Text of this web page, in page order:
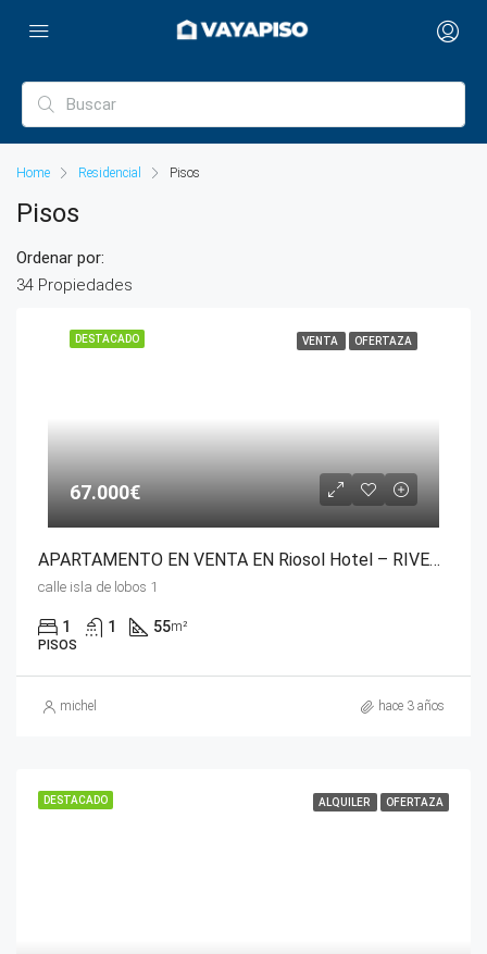
Home Residencial Pisos
Pisos
34 Propiedades
Ordenar por:
DESTACADO VENTA OFERTAZA
67.000€
APARTAMENTO EN VENTA EN Riosol Hotel – RIVERSUN-TOURISTIC
calle isla de lobos 1
1 1 55m²
PISOS
michel hace 3 años
DESTACADO ALQUILER OFERTAZA